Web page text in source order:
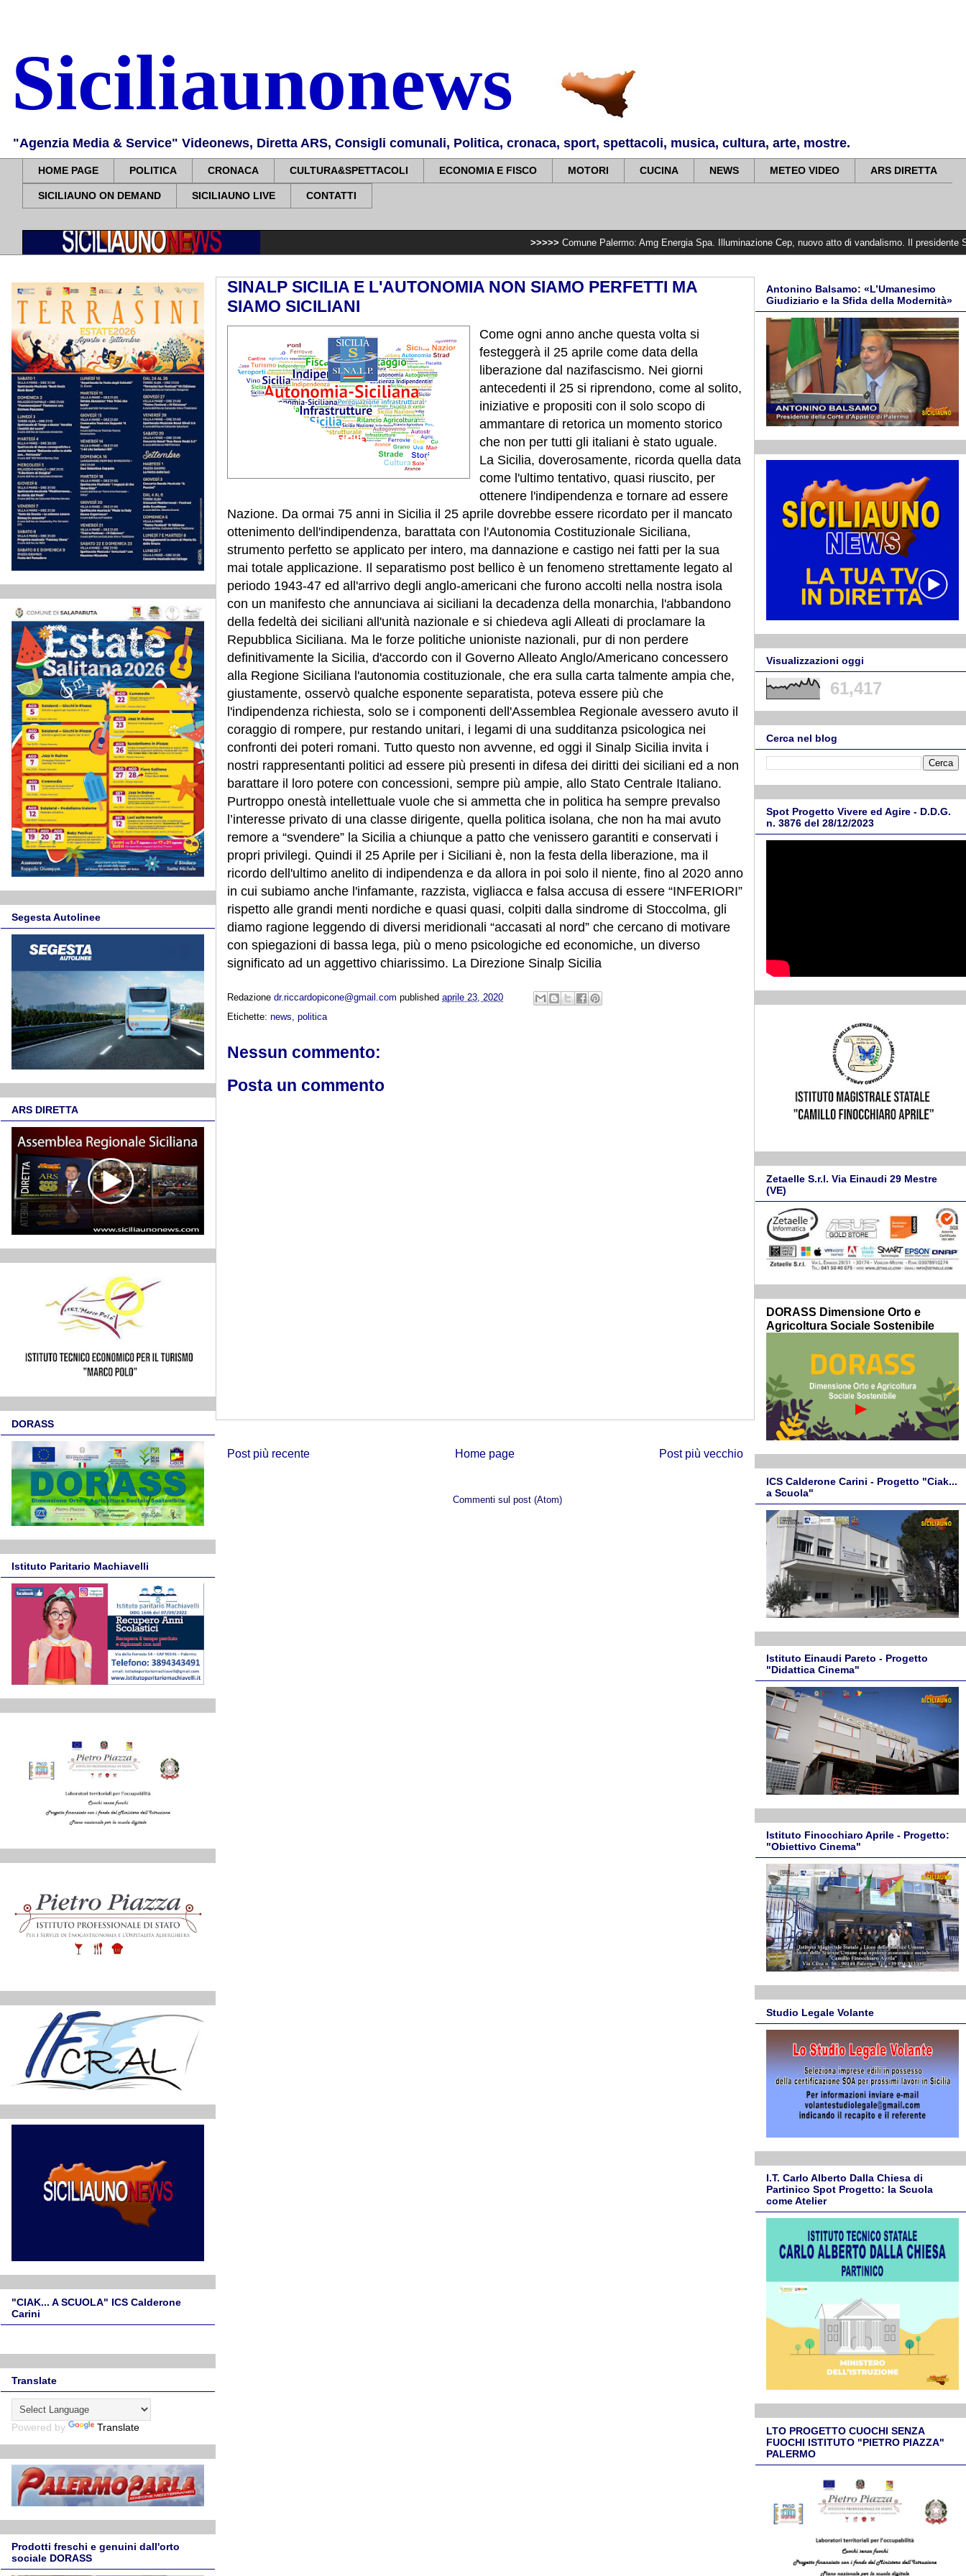
Siciliaunonews
"Agenzia Media & Service" Videonews, Diretta ARS, Consigli comunali, Politica, cronaca, sport, spettacoli, musica, cultura, arte, mostre.
HOME PAGE POLITICA CRONACA CULTURA&SPETTACOLI ECONOMIA E FISCO MOTORI CUCINA NEWS METEO VIDEO ARS DIRETTA
SICILIAUNO ON DEMAND SICILIAUNO LIVE CONTATTI
Comune Palermo: Amg Energia Spa. Illuminazione Cep, nuovo atto di vandalismo. Il presidente Scoma:
SINALP SICILIA E L'AUTONOMIA NON SIAMO PERFETTI MA
SIAMO SICILIANI
Come ogni anno anche questa volta si
festeggerà il 25 aprile come data della
liberazione dal nazifascismo. Nei giorni
antecedenti il 25 si riprendono, come al solito,
iniziative e propositi con il solo scopo di
ammantare di retorica un momento storico
che non per tutti gli italiani è stato uguale.
La Sicilia, doverosamente, ricorda quella data
come l'ultimo tentativo, quasi riuscito, per
ottenere l'indipendenza e tornare ad essere
Nazione. Da ormai 75 anni in Sicilia il 25 aprile dovrebbe essere ricordato per il mancato
ottenimento dell'indipendenza, barattata con l'Autonomia Costituzionale Siciliana,
strumento perfetto se applicato per intero, ma dannazione e castigo nei fatti per la sua
mai totale applicazione. Il separatismo post bellico è un fenomeno strettamente legato al
periodo 1943-47 ed all'arrivo degli anglo-americani che furono accolti nella nostra isola
con un manifesto che annunciava ai siciliani la decadenza della monarchia, l'abbandono
della fedeltà dei siciliani all'unità nazionale e si chiedeva agli Alleati di proclamare la
Repubblica Siciliana. Ma le forze politiche unioniste nazionali, pur di non perdere
definitivamente la Sicilia, d'accordo con il Governo Alleato Anglo/Americano concessero
alla Regione Siciliana l'autonomia costituzionale, che era sulla carta talmente ampia che,
giustamente, osservò qualche esponente separatista, poteva essere più che
l'indipendenza richiesta, solo se i componenti dell'Assemblea Regionale avessero avuto il
coraggio di rompere, pur restando unitari, i legami di una sudditanza psicologica nei
confronti dei poteri romani. Tutto questo non avvenne, ed oggi il Sinalp Sicilia invita i
nostri rappresentanti politici ad essere più presenti in difesa dei diritti dei siciliani ed a non
barattare il loro potere con concessioni, sempre più ampie, allo Stato Centrale Italiano.
Purtroppo onestà intellettuale vuole che si ammetta che in politica ha sempre prevalso
l’interesse privato di una classe dirigente, quella politica isolana, che non ha mai avuto
remore a “svendere” la Sicilia a chiunque a patto che venissero garantiti e conservati i
propri privilegi. Quindi il 25 Aprile per i Siciliani è, non la festa della liberazione, ma il
ricordo dell'ultimo anelito di indipendenza e da allora in poi solo il niente, fino al 2020 anno
in cui subiamo anche l'infamante, razzista, vigliacca e falsa accusa di essere “INFERIORI”
rispetto alle grandi menti nordiche e quasi quasi, colpiti dalla sindrome di Stoccolma, gli
diamo ragione leggendo di diversi meridionali “accasati al nord” che cercano di motivare
con spiegazioni di bassa lega, più o meno psicologiche ed economiche, un diverso
significato ad un aggettivo chiarissimo. La Direzione Sinalp Sicilia
Redazione dr.riccardopicone@gmail.com published aprile 23, 2020
Etichette: news politica
Nessun commento:
Posta un commento
Post più recente Post più vecchio
Home page
Commenti sul post (Atom)
Segesta Autolinee
ARS DIRETTA
DORASS
Istituto Paritario Machiavelli
"CIAK... A SCUOLA" ICS Calderone
Carini
Translate
Powered by Translate
Prodotti freschi e genuini dall'orto
sociale DORASS
Antonino Balsamo: «L’Umanesimo
Giudiziario e la Sfida della Modernità»
Visualizzazioni oggi
61,417
Cerca nel blog
Spot Progetto Vivere ed Agire - D.D.G.
n. 3876 del 28/12/2023
Zetaelle S.r.l. Via Einaudi 29 Mestre
(VE)
DORASS Dimensione Orto e
Agricoltura Sociale Sostenibile
ICS Calderone Carini - Progetto "Ciak...
a Scuola"
Istituto Einaudi Pareto - Progetto
"Didattica Cinema"
Istituto Finocchiaro Aprile - Progetto:
"Obiettivo Cinema"
Studio Legale Volante
I.T. Carlo Alberto Dalla Chiesa di
Partinico Spot Progetto: la Scuola
come Atelier
LTO PROGETTO CUOCHI SENZA
FUOCHI ISTITUTO "PIETRO PIAZZA"
PALERMO